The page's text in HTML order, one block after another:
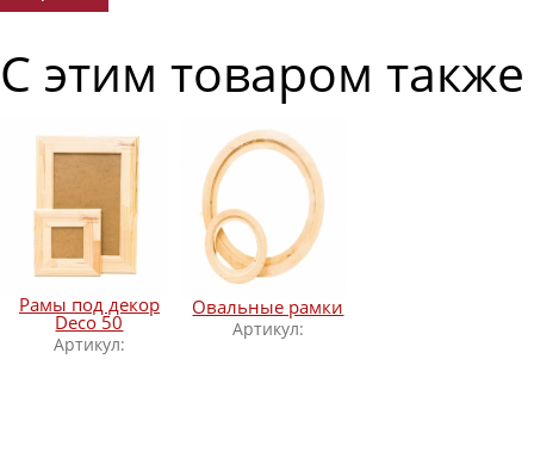
С этим товаром
Рамы под декор
Deco 50
Артикул:
Овальные рамки
Артикул: